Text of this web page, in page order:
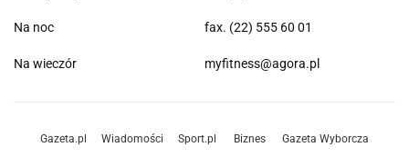
Na noc
Na wieczór
fax. (22) 555 60 01
myfitness@agora.pl
Gazeta.pl Wiadomości Sport.pl Biznes Gazeta Wyborcza